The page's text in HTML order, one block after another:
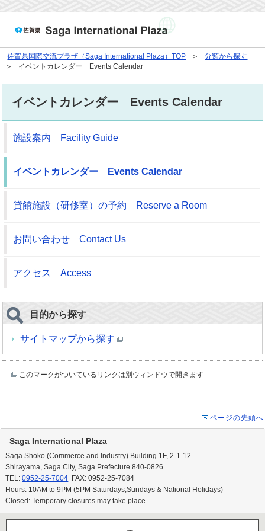
佐賀県国際交流プラザ（Saga International Plaza）TOP
分類から探す
イベントカレンダー Events Calendar
イベントカレンダー Events Calendar
施設案内 Facility Guide
イベントカレンダー Events Calendar
貸館施設（研修室）の予約 Reserve a Room
お問い合わせ Contact Us
アクセス Access
目的から探す
サイトマップから探す
このマークがついているリンクは別ウィンドウで開きます
ページの先頭へ
Saga International Plaza
Saga Shoko (Commerce and Industry) Building 1F, 2-1-12
Shirayama, Saga City, Saga Prefecture 840-0826
TEL:0952-25-7004 FAX: 0952-25-7084
Hours: 10AM to 9PM (5PM Saturdays,Sundays & National Holidays)
Closed: Temporary closures may take place